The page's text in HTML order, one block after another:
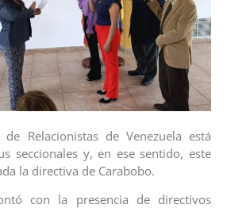
Relacionistas de Venezuela está
seccionales y, en ese sentido, este
la directiva de Carabobo.
con la presencia de directivos